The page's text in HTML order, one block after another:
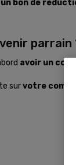
bon de
parrain
avoir un
survotre